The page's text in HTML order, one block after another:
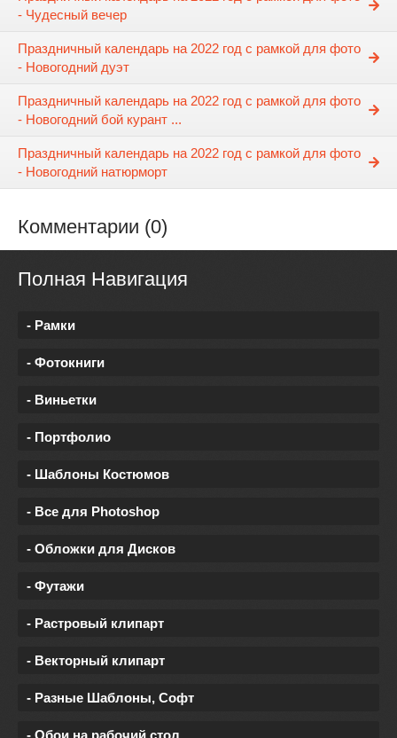
- Чудесный вечер
Праздничный календарь на 2022 год с рамкой для фото
- Новогодний дуэт
Праздничный календарь на 2022 год с рамкой для фото
- Новогодний бой курант ...
Праздничный календарь на 2022 год с рамкой для фото
- Новогодний натюрморт
Комментарии (0)
Полная Навигация
- Рамки
- Фотокниги
- Виньетки
- Портфолио
- Шаблоны Костюмов
- Все для Photoshop
- Обложки для Дисков
- Футажи
- Растровый клипарт
- Векторный клипарт
- Разные Шаблоны, Софт